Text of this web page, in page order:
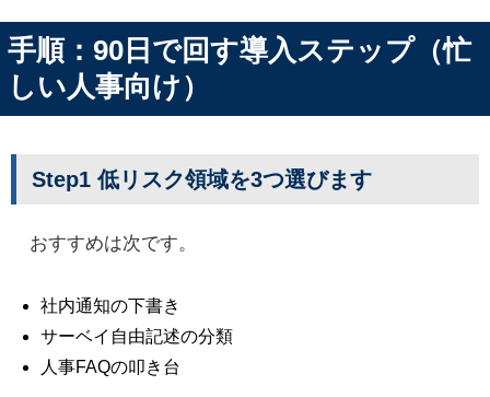
手順：90日で回す導入ステップ（忙
しい人事向け）
Step1 低リスク領域を3つ選びます
おすすめは次です。
社内通知の下書き
サーベイ自由記述の分類
人事FAQの叩き台